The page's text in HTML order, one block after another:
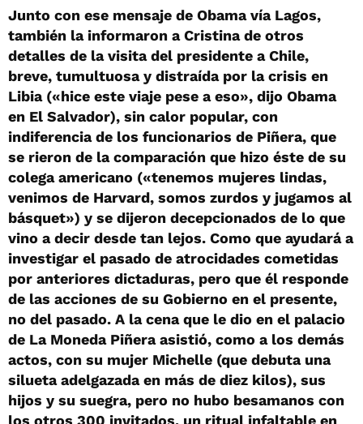
Junto con ese mensaje de Obama vía Lagos,
también la informaron a Cristina de otros
detalles de la visita del presidente a Chile,
breve, tumultuosa y distraída por la crisis en
Libia («hice este viaje pese a eso», dijo Obama
en El Salvador), sin calor popular, con
indiferencia de los funcionarios de Piñera, que
se rieron de la comparación que hizo éste de su
colega americano («tenemos mujeres lindas,
venimos de Harvard, somos zurdos y jugamos al
básquet») y se dijeron decepcionados de lo que
vino a decir desde tan lejos. Como que ayudará a
investigar el pasado de atrocidades cometidas
por anteriores dictaduras, pero que él responde
de las acciones de su Gobierno en el presente,
no del pasado. A la cena que le dio en el palacio
de La Moneda Piñera asistió, como a los demás
actos, con su mujer Michelle (que debuta una
silueta adelgazada en más de diez kilos), sus
hijos y su suegra, pero no hubo besamanos con
los otros 300 invitados, un ritual infaltable en